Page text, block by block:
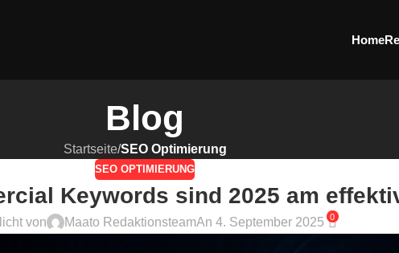
Home
Blog
Startseite/SEO Optimierung
SEO OPTIMIERUNG
Keywords sind 2025 am
von Maato RedaktionsteamAn 4. September 2025 0